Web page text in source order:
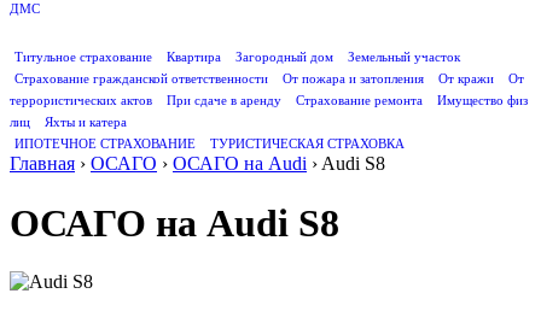
ДМС
Титульное страхование
Квартира Загородный дом
Земельный участок
Страхование гражданской ответственности
От пожара и затопления От кражи
От
террористических актов
При сдаче в аренду Страхование ремонта
Имущество физ
лиц
Яхты и катера
ИПОТЕЧНОЕ СТРАХОВАНИЕ
ТУРИСТИЧЕСКАЯ СТРАХОВКА
Главная › ОСАГО › ОСАГО на Audi › Audi S8
ОСАГО на Audi S8